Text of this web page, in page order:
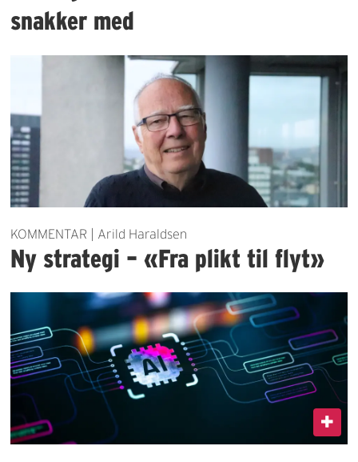
snakker med
KOMMENTAR | Arild Haraldsen
Ny strategi – «Fra plikt til flyt»